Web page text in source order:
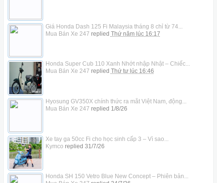
Giá Honda Dash 125 Fi Malaysia tháng 8 chỉ từ 74...
Mua Bán Xe 247 replied Thứ năm lúc 16:17
Honda Super Cub 110 Xanh Nhớt nhập Nhật – Chiếc...
Mua Bán Xe 247 replied Thứ tư lúc 16:46
Hyosung GV350X chính thức ra mắt Việt Nam, động...
Mua Bán Xe 247 replied 1/8/26
Xe tay ga 50cc Fi cho học sinh cấp 3 – Vì sao...
Kymco replied 31/7/26
Honda SH 150 Vetro Blue New Concept – Phiên bản...